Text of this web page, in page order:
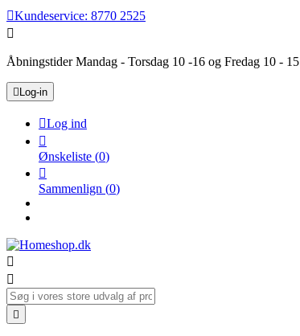
Kundeservice: 8770 2525

Åbningstider Mandag - Torsdag 10 -16 og Fredag 10 - 15
 Log-in
Log ind

Ønskeliste (0)

Sammenlign (0)


